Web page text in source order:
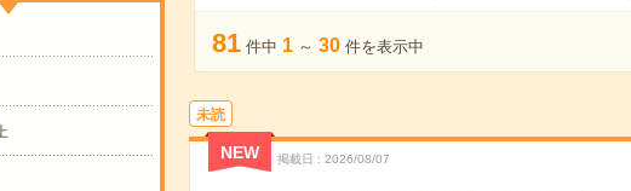
81 件中 1 ～ 30 件を表示中
未読
NEW 掲載日 2026/08/07